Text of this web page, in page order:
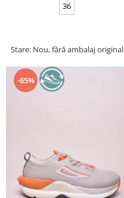
36
Stare: Nou, fără ambalaj original
-65%